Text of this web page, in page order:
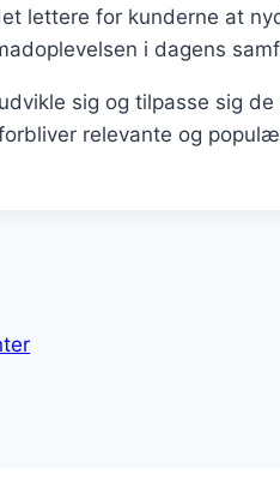
lettere for kunderne at
i dagens
sig og tilpasse sig
relevante og